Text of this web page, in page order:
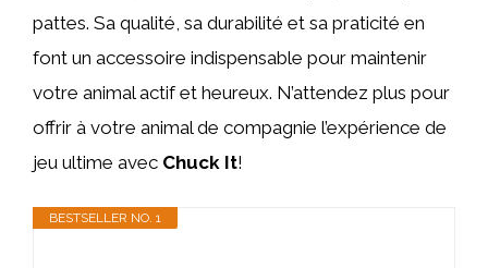
pattes. Sa qualité, sa durabilité et sa praticité en
font un accessoire indispensable pour maintenir
votre animal actif et heureux. N’attendez plus pour
offrir à votre animal de compagnie l’expérience de
jeu ultime avec Chuck It!
BESTSELLER NO. 1